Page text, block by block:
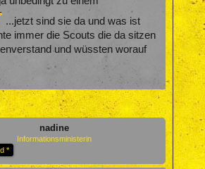
...jetzt sind sie da und was ist
immer die Scouts die da sitzen
und wüssten worauf
nadine
Informationsministerin
*